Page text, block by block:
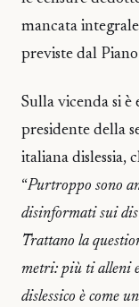
mancata
previste dal
Sulla vicenda si è
presidente della
italiana dislessia,
“Purtroppo sono
disinformati sui
Trattano la
metri: più ti alleni
dislessico è come